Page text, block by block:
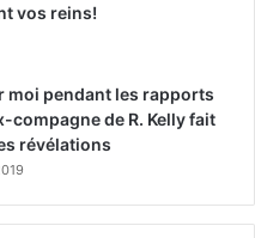
vos reins!
moi pendant les rapports
compagne de R. Kelly fait
révélations